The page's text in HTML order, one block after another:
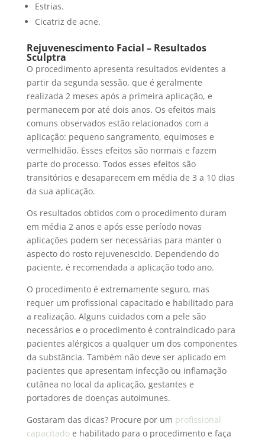
Estrias.
Cicatriz de acne.
Rejuvenescimento Facial – Resultados
Sculptra
O procedimento apresenta resultados evidentes a
partir da segunda sessão, que é geralmente
realizada 2 meses após a primeira aplicação, e
permanecem por até dois anos. Os efeitos mais
comuns observados estão relacionados com a
aplicação: pequeno sangramento, equimoses e
vermelhidão. Esses efeitos são normais e fazem
parte do processo. Todos esses efeitos são
transitórios e desaparecem em média de 3 a 10 dias
da sua aplicação.
Os resultados obtidos com o procedimento duram
em média 2 anos e após esse período novas
aplicações podem ser necessárias para manter o
aspecto do rosto rejuvenescido. Dependendo do
paciente, é recomendada a aplicação todo ano.
O procedimento é extremamente seguro, mas
requer um profissional capacitado e habilitado para
a realização. Alguns cuidados com a pele são
necessários e o procedimento é contraindicado para
pacientes alérgicos a qualquer um dos componentes
da substância. Também não deve ser aplicado em
pacientes que apresentam infecção ou inflamação
cutânea no local da aplicação, gestantes e
portadores de doenças autoimunes.
Gostaram das dicas? Procure por um profissional
capacitadoe habilitado para o procedimento e faça